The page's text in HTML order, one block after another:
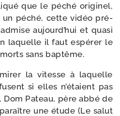
que le péché ori­gi­nel,
un péché, cette vidéo pré­
aujourd’hui et qua­si
laquelle il faut espé­rer le
sans baptême.
la vitesse à laquelle
si elles n’étaient pas
Dom Pateau, père abbé de
une étude (Le salut